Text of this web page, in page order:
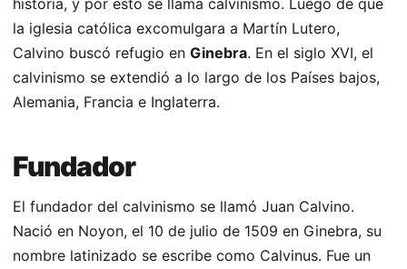
la iglesia católica excomulgara a Martín Lutero,
Calvino buscó refugio en Ginebra. En el siglo XVI, el
calvinismo se extendió a lo largo de los Países bajos,
Alemania, Francia e Inglaterra.
Fundador
El fundador del calvinismo se llamó Juan Calvino.
Nació en Noyon, el 10 de julio de 1509 en Ginebra, su
nombre latinizado se escribe como Calvinus. Fue un